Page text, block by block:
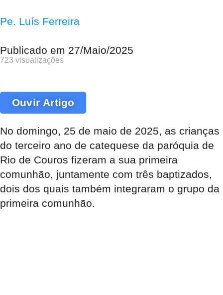
Pe. Luís Ferreira
Publicado em 27/Maio/2025
723 visualizações
Ouvir Artigo
No domingo, 25 de maio de 2025, as crianças
do terceiro ano de catequese da paróquia de
Rio de Couros fizeram a sua primeira
comunhão, juntamente com três baptizados,
dois dos quais também integraram o grupo da
primeira comunhão.